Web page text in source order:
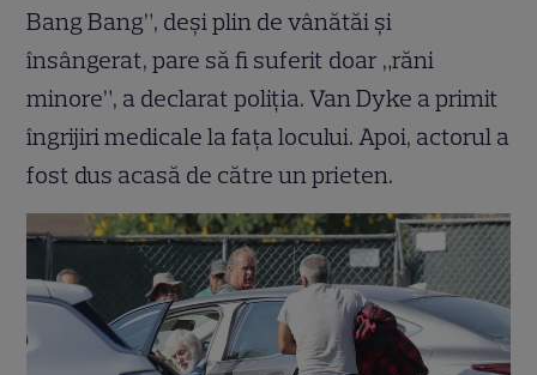
Bang Bang”, deși plin de vânătăi și
însângerat, pare să fi suferit doar „răni
minore”, a declarat poliția. Van Dyke a primit
îngrijiri medicale la fața locului. Apoi, actorul a
fost dus acasă de către un prieten.